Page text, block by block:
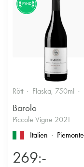
FYND
Rött Flaska, 750ml
Barolo
Piccole Vigne 2021
Italien
Piemonte
269:-